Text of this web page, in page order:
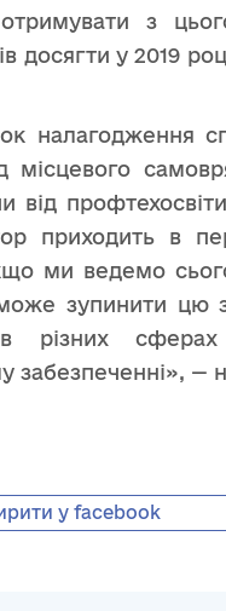
з
досягти у 2019
налагодження
місцевого
від
приходить в
ми ведемо
може зупинити
різних сферах
забезпеченні», —
у facebook